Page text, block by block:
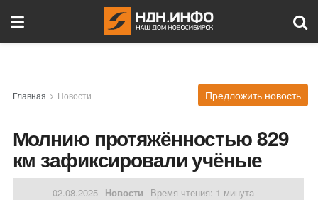
Главная Новости Предложить новость
Молнию протяжённостью 829
км зафиксировали учёные
02.08.2025 Новости Время чтения: 1 минута